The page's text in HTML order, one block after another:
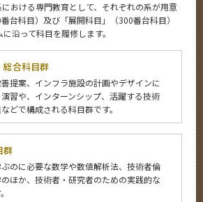
おける専門教育として、それぞれの系が用意
台科目）及び「展開科目」（300番台科目）
沿って科目を履修します。
総合科目群
提案、インフラ施設の計画やデザインに
習や、インターンシップ、活躍する技術
どで構成される科目群です。
群
のに必要な数学や数値解析法、技術者倫
ほか、技術者・研究者のための実践的な
サイト構成
学内向け情報